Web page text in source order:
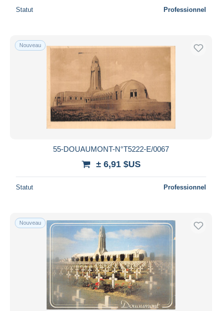
Statut Professionnel
Nouveau
55-DOUAUMONT-N°T5222-E/0067
± 6,91 $US
Statut Professionnel
Nouveau